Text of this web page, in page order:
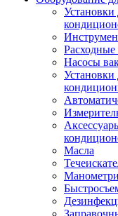
Установки
Насосы
Масла